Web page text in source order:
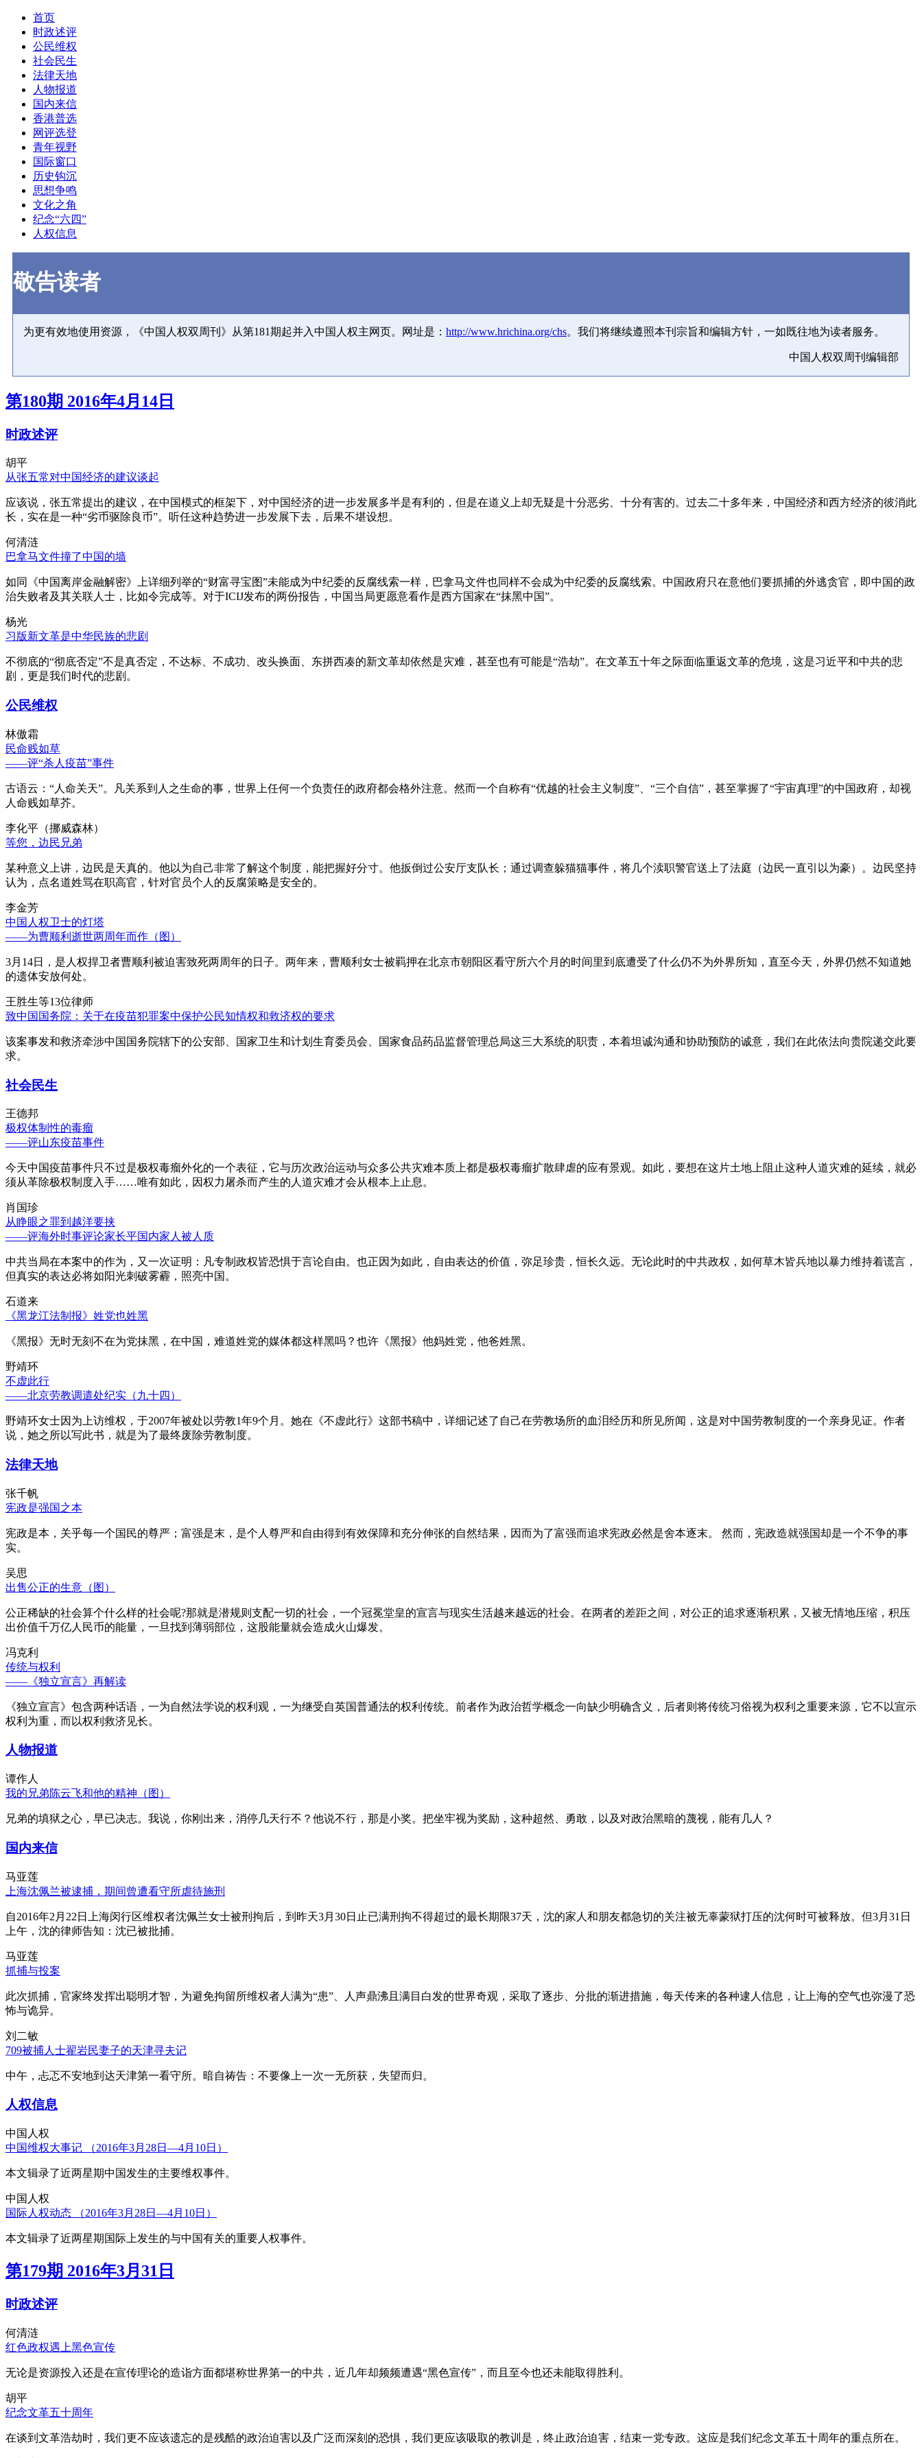
首页
时政述评
公民维权
社会民生
法律天地
人物报道
国内来信
香港普选
网评选登
青年视野
国际窗口
历史钩沉
思想争鸣
文化之角
纪念“六四”
人权信息
敬告读者
为更有效地使用资源，《中国人权双周刊》从第181期起并入中国人权主网页。网址是： http://www.hrichina.org/chs。我们将继续遵照本刊宗旨和编辑方针，一如既往地为读者服务。
中国人权双周刊编辑部
第180期 2016年4月14日
时政述评
胡平
从张五常对中国经济的建议谈起
应该说，张五常提出的建议，在中国模式的框架下，对中国经济的进一步发展多半是有利的，但是在道义上却无疑是十分恶劣、十分有害的。过去二十多年来，中国经济和西方经济的彼消此
长，实在是一种“劣币驱除良币”。听任这种趋势进一步发展下去，后果不堪设想。
何清涟
巴拿马文件撞了中国的墙
如同《中国离岸金融解密》上详细列举的“财富寻宝图”未能成为中纪委的反腐线索一样，巴拿马文件也同样不会成为中纪委的反腐线索。中国政府只在意他们要抓捕的外逃贪官，即中国的政
治失败者及其关联人士，比如令完成等。对于ICIJ发布的两份报告，中国当局更愿意看作是西方国家在“抹黑中国”。
杨光
习版新文革是中华民族的悲剧
不彻底的“彻底否定”不是真否定，不达标、不成功、改头换面、东拼西凑的新文革却依然是灾难，甚至也有可能是“浩劫”。在文革五十年之际面临重返文革的危境，这是习近平和中共的悲
剧，更是我们时代的悲剧。
公民维权
林傲霜
民命贱如草
——评“杀人疫苗”事件
古语云：“人命关天”。凡关系到人之生命的事，世界上任何一个负责任的政府都会格外注意。然而一个自称有“优越的社会主义制度”、“三个自信”，甚至掌握了“宇宙真理”的中国政府，却视
人命贱如草芥。
李化平（挪威森林）
等您，边民兄弟
某种意义上讲，边民是天真的。他以为自己非常了解这个制度，能把握好分寸。他扳倒过公安厅支队长；通过调查躲猫猫事件，将几个渎职警官送上了法庭（边民一直引以为豪）。边民坚持
认为，点名道姓骂在职高官，针对官员个人的反腐策略是安全的。
李金芳
中国人权卫士的灯塔
——为曹顺利逝世两周年而作（图）
3月14日，是人权捍卫者曹顺利被迫害致死两周年的日子。两年来，曹顺利女士被羁押在北京市朝阳区看守所六个月的时间里到底遭受了什么仍不为外界所知，直至今天，外界仍然不知道她
的遗体安放何处。
王胜生等13位律师
致中国国务院：关于在疫苗犯罪案中保护公民知情权和救济权的要求
该案事发和救济牵涉中国国务院辖下的公安部、国家卫生和计划生育委员会、国家食品药品监督管理总局这三大系统的职责，本着坦诚沟通和协助预防的诚意，我们在此依法向贵院递交此要
求。
社会民生
王德邦
极权体制性的毒瘤
——评山东疫苗事件
今天中国疫苗事件只不过是极权毒瘤外化的一个表征，它与历次政治运动与众多公共灾难本质上都是极权毒瘤扩散肆虐的应有景观。如此，要想在这片土地上阻止这种人道灾难的延续，就必
须从革除极权制度入手……唯有如此，因权力屠杀而产生的人道灾难才会从根本上止息。
肖国珍
从睁眼之罪到越洋要挟
——评海外时事评论家长平国内家人被人质
中共当局在本案中的作为，又一次证明：凡专制政权皆恐惧于言论自由。也正因为如此，自由表达的价值，弥足珍贵，恒长久远。无论此时的中共政权，如何草木皆兵地以暴力维持着谎言，
但真实的表达必将如阳光刺破雾霾，照亮中国。
石道来
《黑龙江法制报》姓党也姓黑
《黑报》无时无刻不在为党抹黑，在中国，难道姓党的媒体都这样黑吗？也许《黑报》他妈姓党，他爸姓黑。
野靖环
不虚此行
——北京劳教调遣处纪实（九十四）
野靖环女士因为上访维权，于2007年被处以劳教1年9个月。她在《不虚此行》这部书稿中，详细记述了自己在劳教场所的血泪经历和所见所闻，这是对中国劳教制度的一个亲身见证。作者
说，她之所以写此书，就是为了最终废除劳教制度。
法律天地
张千帆
宪政是强国之本
宪政是本，关乎每一个国民的尊严；富强是末，是个人尊严和自由得到有效保障和充分伸张的自然结果，因而为了富强而追求宪政必然是舍本逐末。 然而，宪政造就强国却是一个不争的事
实。
吴思
出售公正的生意（图）
公正稀缺的社会算个什么样的社会呢?那就是潜规则支配一切的社会，一个冠冕堂皇的宣言与现实生活越来越远的社会。在两者的差距之间，对公正的追求逐渐积累，又被无情地压缩，积压
出价值千万亿人民币的能量，一旦找到薄弱部位，这股能量就会造成火山爆发。
冯克利
传统与权利
——《独立宣言》再解读
《独立宣言》包含两种话语，一为自然法学说的权利观，一为继受自英国普通法的权利传统。前者作为政治哲学概念一向缺少明确含义，后者则将传统习俗视为权利之重要来源，它不以宣示
权利为重，而以权利救济见长。
人物报道
谭作人
我的兄弟陈云飞和他的精神（图）
兄弟的填狱之心，早已决志。我说，你刚出来，消停几天行不？他说不行，那是小奖。把坐牢视为奖励，这种超然、勇敢，以及对政治黑暗的蔑视，能有几人？
国内来信
马亚莲
上海沈佩兰被逮捕，期间曾遭看守所虐待施刑
自2016年2月22日上海闵行区维权者沈佩兰女士被刑拘后，到昨天3月30日止已满刑拘不得超过的最长期限37天，沈的家人和朋友都急切的关注被无辜蒙狱打压的沈何时可被释放。但3月31日
上午，沈的律师告知：沈已被批捕。
马亚莲
抓捕与投案
此次抓捕，官家终发挥出聪明才智，为避免拘留所维权者人满为“患”、人声鼎沸且满目白发的世界奇观，采取了逐步、分批的渐进措施，每天传来的各种逮人信息，让上海的空气也弥漫了恐
怖与诡异。
刘二敏
709被捕人士翟岩民妻子的天津寻夫记
中午，忐忑不安地到达天津第一看守所。暗自祷告：不要像上一次一无所获，失望而归。
人权信息
中国人权
中国维权大事记 （2016年3月28日—4月10日）
本文辑录了近两星期中国发生的主要维权事件。
中国人权
国际人权动态 （2016年3月28日—4月10日）
本文辑录了近两星期国际上发生的与中国有关的重要人权事件。
第179期 2016年3月31日
时政述评
何清涟
红色政权遇上黑色宣传
无论是资源投入还是在宣传理论的造诣方面都堪称世界第一的中共，近几年却频频遭遇“黑色宣传”，而且至今也还未能取得胜利。
胡平
纪念文革五十周年
在谈到文革浩劫时，我们更不应该遗忘的是残酷的政治迫害以及广泛而深刻的恐惧，我们更应该吸取的教训是，终止政治迫害，结束一党专政。这应是我们纪念文革五十周年的重点所在。